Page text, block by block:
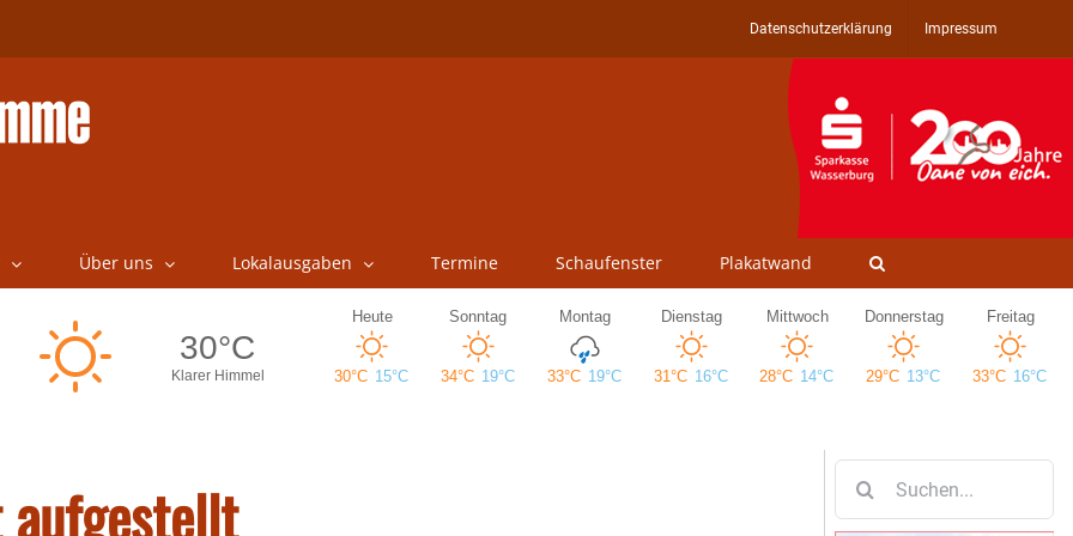
Datenschutzerklärung Impressum
Über uns Lokalausgaben Termine Schaufenster Plakatwand
nach: